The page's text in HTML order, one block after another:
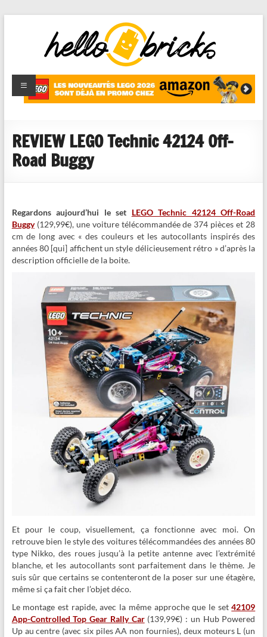
HelloBricks
Blog LEGO,
nouveaut�s
reviews
REVIEW LEGO Technic 42124 Off-
Road Buggy
Regardons aujourd’hui le set LEGO Technic 42124 Off-Road
Buggy(129,99€), une voiture télécommandée de 374 pièces et 28
cm de long avec « des couleurs et les autocollants inspirés des
années 80 [qui] affichent un style délicieusement rétro » d’après la
description officielle de la boite.
Et pour le coup, visuellement, ça fonctionne avec moi. On
retrouve bien le style des voitures télécommandées des années 80
type Nikko, des roues jusqu’à la petite antenne avec l’extrémité
blanche, et les autocollants sont parfaitement dans le thème. Je
suis sûr que certains se contenteront de la poser sur une étagère,
même si ça fait cher l’objet déco.
Le montage est rapide, avec la même approche que le set42109
App-Controlled Top Gear Rally Car(139,99€) : un Hub Powered
Up au centre (avec six piles AA non fournies), deux moteurs L (un